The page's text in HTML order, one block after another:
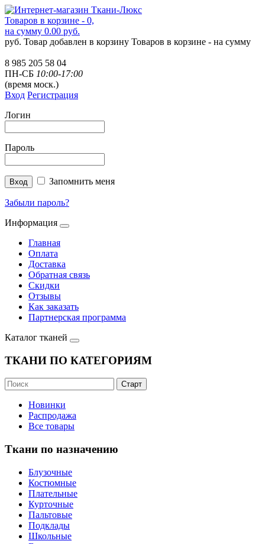
Товаров в корзине - 0,
на сумму 0.00 руб.
руб. Товар добавлен в корзину Товаров в корзине - на сумму
8 985 205 58 04
ПН-СБ 10:00-17:00
(время моск.)
Вход Регистрация
Логин
Пароль
Запомнить меня
Забыли пароль?
Информация
Главная
Оплата
Доставка
Обратная связь
Скидки
Отзывы
Как заказать
Партнерская программа
Каталог тканей
ТКАНИ ПО КАТЕГОРИЯМ
Новинки
Распродажа
Все товары
Ткани по назначению
Блузочные
Костюмные
Плательные
Курточные
Пальтовые
Подклады
Школьные